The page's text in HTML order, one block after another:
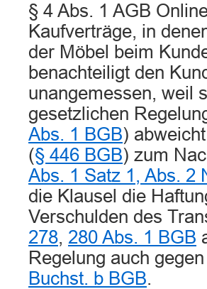
§ 4 Abs. 1 AGB
Kaufverträge, in
der Möbel beim
benachteiligt den
unangemessen, weil
gesetzlichen
Abs. 1 BGB)
(§ 446 BGB) zum
Abs. 1 Satz 1, Abs. 2
die Klausel die
Verschulden des
278, 280 Abs. 1 BGB
Regelung auch
Buchst. b BGB.